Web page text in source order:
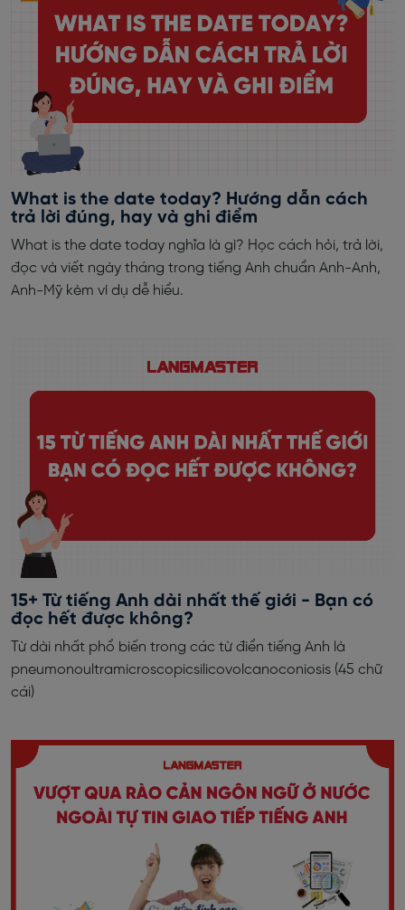
What is the date today? Hướng dẫn cách
trả lời đúng, hay và ghi điểm
What is the date today nghĩa là gì? Học cách hỏi, trả lời,
đọc và viết ngày tháng trong tiếng Anh chuẩn Anh-Anh,
Anh-Mỹ kèm ví dụ dễ hiểu.
15+ Từ tiếng Anh dài nhất thế giới - Bạn có
đọc hết được không?
Từ dài nhất phổ biến trong các từ điển tiếng Anh là
pneumonoultramicroscopicsilicovolcanoconiosis (45 chữ
cái)